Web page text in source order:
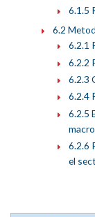
6.1.5
6.2
6.2.1
6.2.2
6.2.3
6.2.4
6.2.5
6.2.6
el